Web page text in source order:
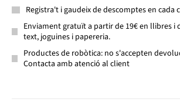
Registra't i gaudeix de descomptes en cada
Enviament gratuït a partir de 19€ en llibres i
text, joguines i papereria.
Productes de robòtica: no s'accepten
Contacta amb atenció al client